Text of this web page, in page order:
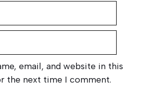
email, and website in this
the next time I comment.